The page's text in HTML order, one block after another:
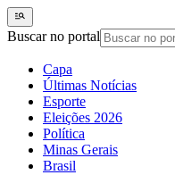
Buscar no portal
Capa
Últimas Notícias
Esporte
Eleições 2026
Política
Minas Gerais
Brasil